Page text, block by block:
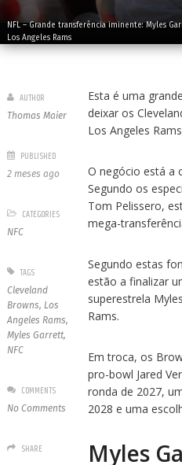
NFL – Grande transferência iminente: Myles
Los Angeles Rams
Esta é uma
deixar os
Los Angeles
O negócio está a
Segundo os
Tom Pelissero,
mega-
Segundo estas
estão a finalizar
superestrela
Rams.
Em troca, os
pro-bowl Jared
ronda de 2027,
2028 e uma
Myles
AUTHOR
Thomas Maier
PUBLISHED
2 meses ago
CATEGORIES
NFC
TAGS
Cleveland
Browns, Los
Angeles Rams,
Myles Garrett,
NFC
COMMENTS
No Comments
SHARE